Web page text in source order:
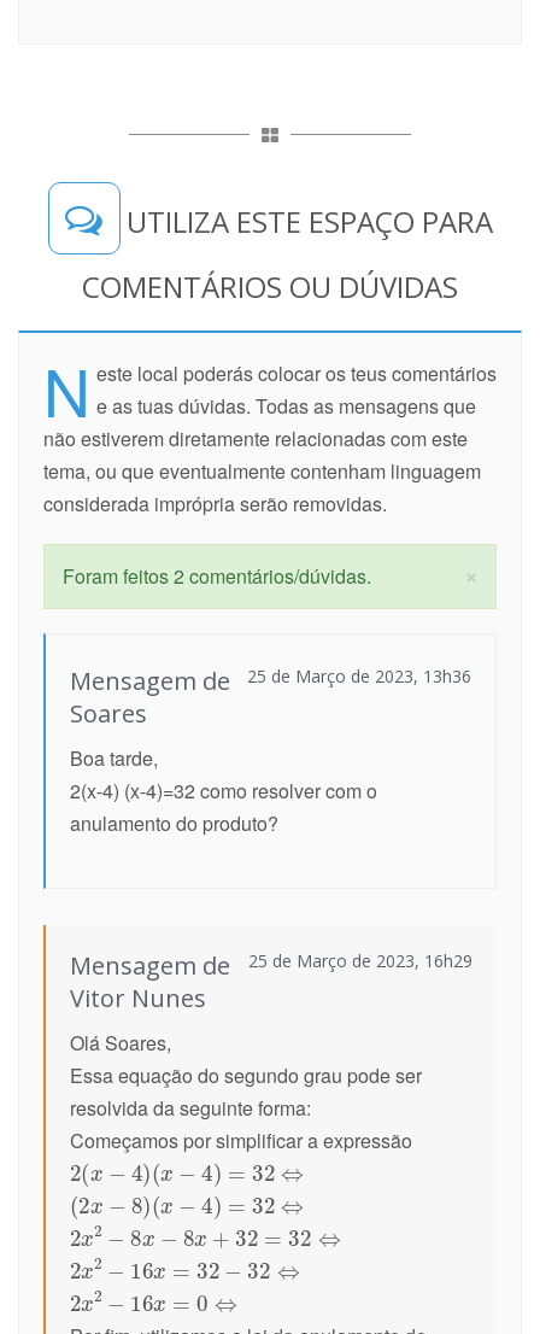
UTILIZA ESTE ESPAÇO PARA
COMENTÁRIOS OU DÚVIDAS
N este local poderás colocar os teus comentários
e as tuas dúvidas. Todas as mensagens que
não estiverem diretamente relacionadas com este
tema, ou que eventualmente contenham linguagem
considerada imprópria serão removidas.
×
Foram feitos 2 comentários/dúvidas.
25 de Março de 2023, 13h36
Mensagem de
Soares
Boa tarde,
2(x-4) (x-4)=32 como resolver com o
anulamento do produto?
25 de Março de 2023, 16h29
Mensagem de
Vitor Nunes
Olá Soares,
Essa equação do segundo grau pode ser
resolvida da seguinte forma:
Começamos por simplificar a expressão